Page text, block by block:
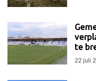
te
22 juli